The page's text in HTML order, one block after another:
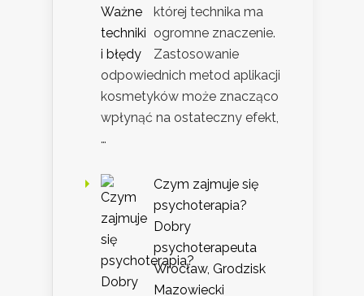
której technika ma
ogromne znaczenie.
Zastosowanie
odpowiednich metod aplikacji
kosmetyków może znacząco
wpłynąć na ostateczny efekt,
…
Czym zajmuje się
psychoterapia?
Dobry
psychoterapeuta
Wrocław, Grodzisk
Mazowiecki